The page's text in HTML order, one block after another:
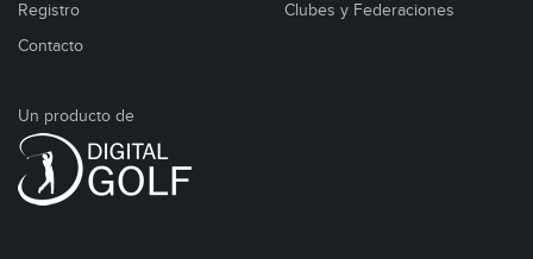
Registro
Contacto
Clubes y Federaciones
Un producto de